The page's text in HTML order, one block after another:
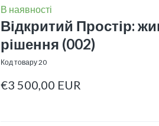
В наявності
Відкритий Простір:
рішення (002)
Код товару 20
€3 500,00 EUR